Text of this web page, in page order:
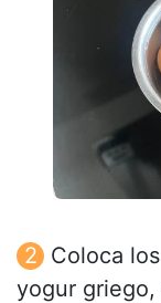
Coloca
yogur